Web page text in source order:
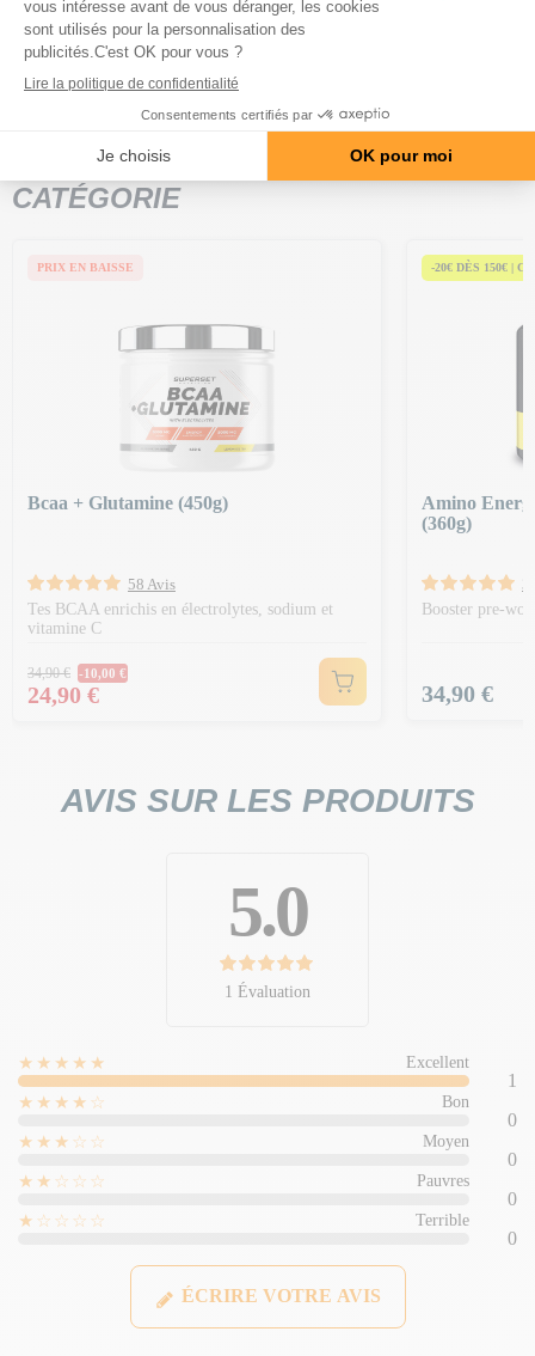
Les Electrolytes sont disponibles en saveurNeutre
Mangue fruit de la passion.
Poids Net : 40 g
PRODUITS DE LA MÊME
CATÉGORIE
PRIX EN BAISSE
Bcaa + Glutamine (450g)
58 Avis
Tes BCAA enrichis en électrolytes, sodium et
vitamine C
Prix Normal
34,90 € -10,00 €
Prix
24,90 €
-20€ DÈS 150€ |
Amino
(360g)
3
Booster pre-
Prix
34,90 €
AVIS SUR LES PRODUITS
5.0
1 Évaluation
★★★★★ Excellent
1
★★★★☆
Bon
0
★★★☆☆
Moyen
0
★★☆☆☆
Pauvres
0
★☆☆☆☆
Terrible
0
ÉCRIRE VOTRE AVIS